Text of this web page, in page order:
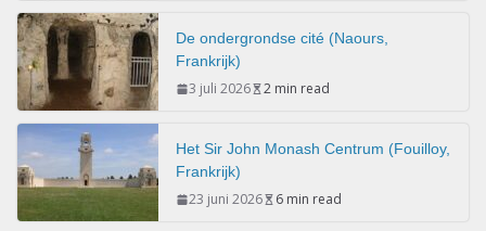
De ondergrondse cité (Naours,
Frankrijk)
3 juli 2026 2 min read
Het Sir John Monash Centrum (Fouilloy,
Frankrijk)
23 juni 2026 6 min read